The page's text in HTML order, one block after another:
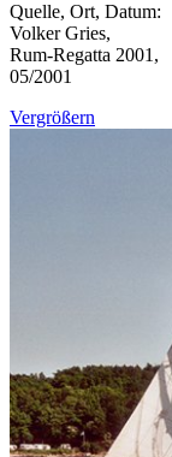
Quelle, Ort, Datum:
Volker Gries,
Rum-Regatta 2001,
05/2001
Vergrößern